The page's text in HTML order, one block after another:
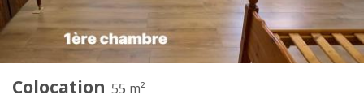
Colocation 55 m²
Salle de bain:
Privée
Cuisine:
Privée (pièce distincte)
Superficie:
55 m
Pièces privées: